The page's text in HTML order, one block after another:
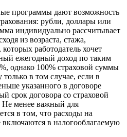
программы дают возможность
рубли, доллары или
индивидуально рассчитывает
из возраста, стажа,
работодатель хочет
ежегодный доход по таким
однако 100% страховой суммы
в том случае, если в
указанного в договоре
срок договора со страховой
Не менее важный для
в том, что расходы на
включаются в налогооблагаемую